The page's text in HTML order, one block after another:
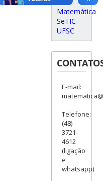
Matemática
SeTIC
UFSC
E-mail:
Telefone:
(48)
3721-
4612
(ligação
e
whatsapp)